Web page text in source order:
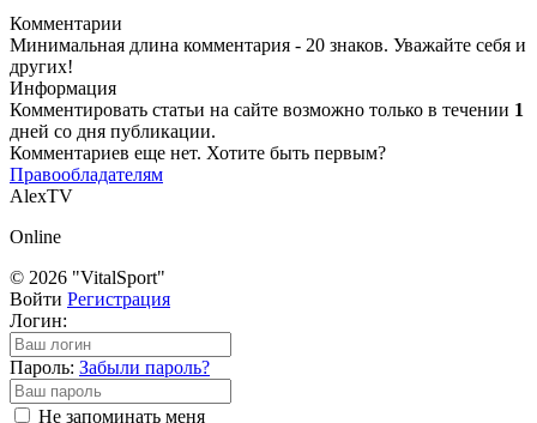
Комментарии
Минимальная длина комментария - 20 знаков. Уважайте себя и
других!
Информация
Комментировать статьи на сайте возможно только в течении 1
дней со дня публикации.
Комментариев еще нет. Хотите быть первым?
Правообладателям
AlexTV
Online
© 2026 "VitalSport"
Войти Регистрация
Логин:
Пароль: Забыли пароль?
Не запоминать меня